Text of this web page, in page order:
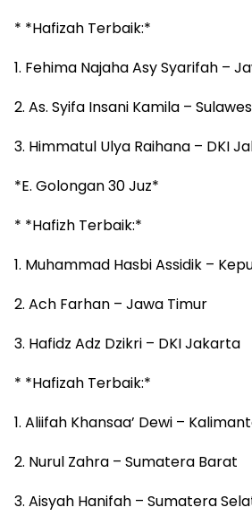
* *Hafizah Terbaik:*
1. Fehima Najaha Asy Syarifah –
2. As. Syifa Insani Kamila –
3. Himmatul Ulya Raihana – DKI
*E. Golongan 30 Juz*
* *Hafizh Terbaik:*
1. Muhammad Hasbi Assidik –
2. Ach Farhan – Jawa Timur
3. Hafidz Adz Dzikri – DKI Jakarta
* *Hafizah Terbaik:*
1. Aliifah Khansaa’ Dewi –
2. Nurul Zahra – Sumatera Barat
3. Aisyah Hanifah – Sumatera